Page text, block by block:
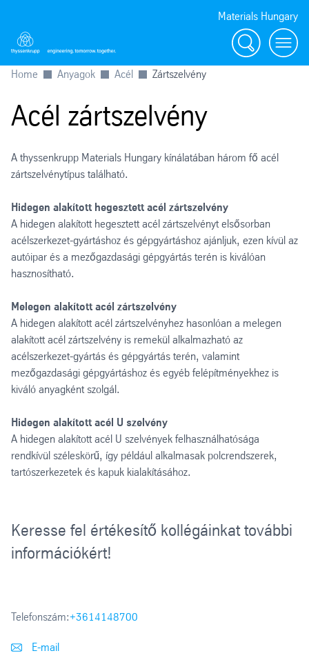
Materials Hungary
Search
Home Anyagok Acél Zártszelvény
Acél zártszelvény
A thyssenkrupp Materials Hungary kínálatában három fő acél
zártszelvénytípus található.
Hidegen alakított hegesztett acél zártszelvény
A hidegen alakított hegesztett acél zártszelvényt elsősorban
acélszerkezet-gyártáshoz és gépgyártáshoz ajánljuk, ezen kívül az
autóipar és a mezőgazdasági gépgyártás terén is kiválóan
hasznosítható.
Melegen alakított acél zártszelvény
A hidegen alakított acél zártszelvényhez hasonlóan a melegen
alakított acél zártszelvény is remekül alkalmazható az
acélszerkezet-gyártás és gépgyártás terén, valamint
mezőgazdasági gépgyártáshoz és egyéb felépítményekhez is
kiváló anyagként szolgál.
Hidegen alakított acél U szelvény
A hidegen alakított acél U szelvények felhasználhatósága
rendkívül széleskörű, így például alkalmasak polcrendszerek,
tartószerkezetek és kapuk kialakításához.
Keresse fel értékesítő kollégáinkat további
információkért!
Telefonszám:+3614148700
E-mail